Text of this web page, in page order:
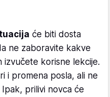
će biti dosta
ne zaboravite kakve
izvučete korisne lekcije.
i promena posla, ali ne
prilivi novca će